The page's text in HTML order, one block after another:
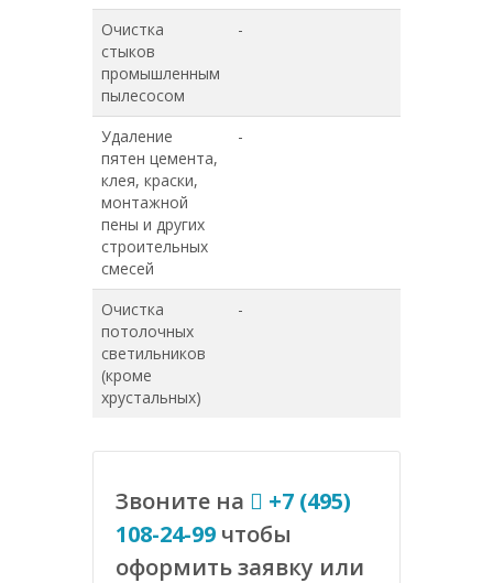
Очистка
стыков
промышленным
пылесосом
-
Удаление
пятен цемента,
клея, краски,
монтажной
пены и других
строительных
смесей
-
Очистка
потолочных
светильников
(кроме
хрустальных)
-
Звоните на
+7 (495)
108-24-99 чтобы
оформить заявку или